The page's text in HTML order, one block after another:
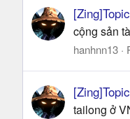
cộng sản
hanhnn13
tailong ở